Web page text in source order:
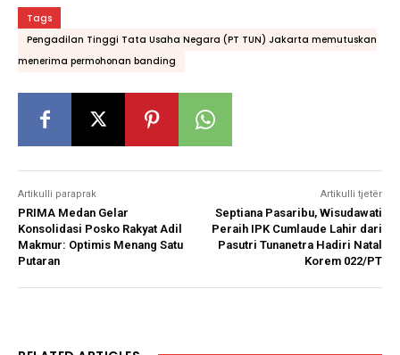
Tags
Pengadilan Tinggi Tata Usaha Negara (PT TUN) Jakarta memutuskan
menerima permohonan banding
Artikulli paraprak
PRIMA Medan Gelar
Konsolidasi Posko Rakyat Adil
Makmur: Optimis Menang Satu
Putaran
Artikulli tjetër
Septiana Pasaribu, Wisudawati
Peraih IPK Cumlaude Lahir dari
Pasutri Tunanetra Hadiri Natal
Korem 022/PT